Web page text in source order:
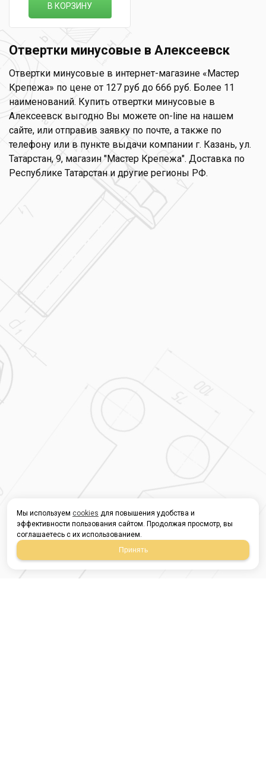
В КОРЗИНУ
Отвертки минусовые в Алексеевск
Отвертки минусовые в интернет-магазине «Мастер
Крепежа» по цене от 127 руб до 666 руб. Более 11
наименований. Купить отвертки минусовые в
Алексеевск выгодно Вы можете on-line на нашем
сайте, или отправив заявку по почте, а также по
телефону или в пункте выдачи компании г. Казань, ул.
Татарстан, 9, магазин "Мастер Крепежа". Доставка по
Республике Татарстан и другие регионы РФ.
Мы используем cookies для повышения удобства и
эффективности пользования сайтом. Продолжая просмотр, вы
соглашаетесь с их использованием.
Принять